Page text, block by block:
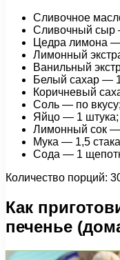
Сливочное
Сливочный сыр
Цедра лимона —
Лимонный
Ванильный
Белый сахар —
Коричневый
Соль — по вкусу;
Яйцо — 1 штука;
Лимонный сок —
Мука — 1,5
Сода — 1
Количество порций:
Как
печенье